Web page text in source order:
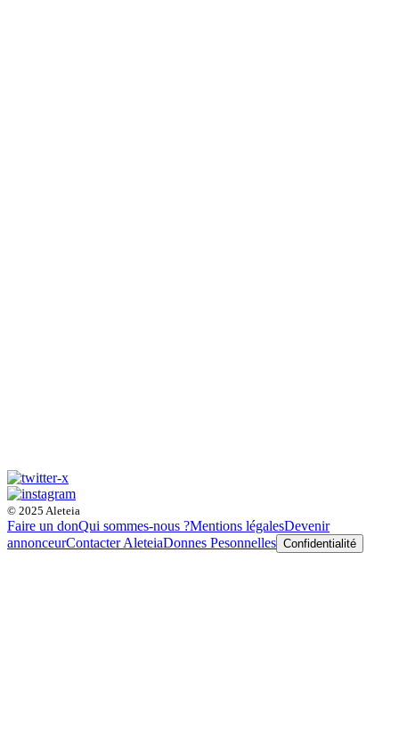
© 2025 Aleteia
Faire un donQui sommes-nous ?Mentions légalesDevenir
annonceurContacter AleteiaDonnes Pesonnelles Confidentialité